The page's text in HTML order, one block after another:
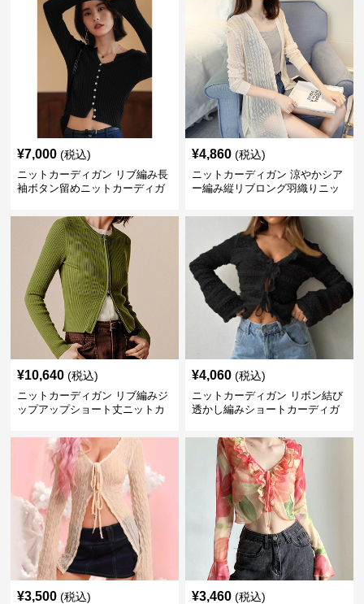
¥7,000 (税込)
ニットカーディガン リブ編み長
袖ボタン留めニットカーディガ
¥4,860 (税込)
ニットカーディガン 涼やかシア
ー編み縦リブロング羽織りニッ
¥10,640 (税込)
ニットカーディガン リブ編みジ
ップアップショート丈ニットカ
¥4,060 (税込)
ニットカーディガン リボン結び
透かし編みショートカーディガ
¥3,500 (税込) ¥3,460 (税込)